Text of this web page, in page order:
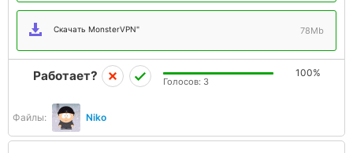
Скачать MonsterVPN" 78Mb
Файлы: Niko
Работает? 100%
Голосов: 3